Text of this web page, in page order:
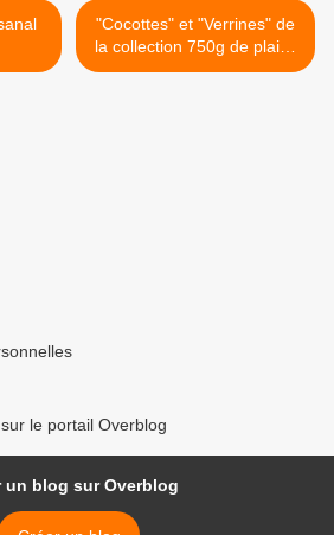
"Cocottes" et "Verrines" de
la collection 750g de plaisir
>
le portail Overblog
un blog sur Overblog